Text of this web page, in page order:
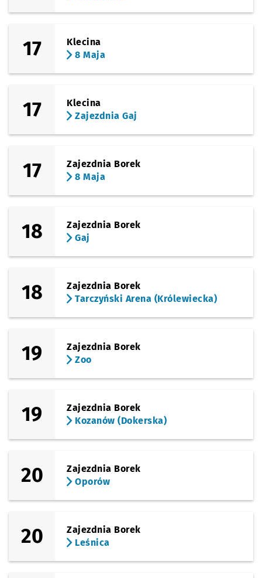
17
Klecina
8 Maja
17
Klecina
Zajezdnia Gaj
17
Zajezdnia Borek
8 Maja
18
Zajezdnia Borek
Gaj
18
Zajezdnia Borek
Tarczyński Arena (Królewiecka)
19
Zajezdnia Borek
Zoo
19
Zajezdnia Borek
Kozanów (Dokerska)
20
Zajezdnia Borek
Oporów
20
Zajezdnia Borek
Leśnica